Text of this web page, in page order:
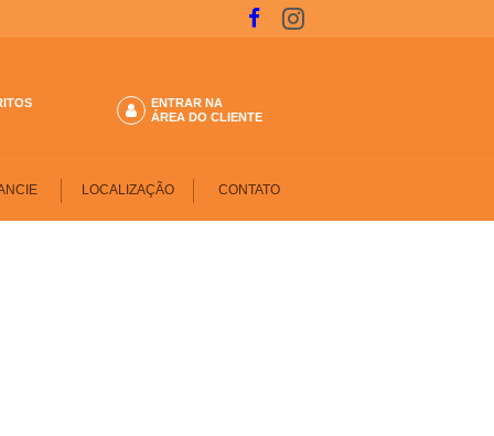
ENTRAR NA
ÁREA DO CLIENTE
LOCALIZAÇÃO CONTATO